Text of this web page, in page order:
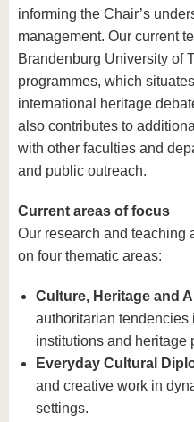
informing the Chair’s
management. Our current
Brandenburg University of
programmes, which
international heritage
also contributes to
with other faculties and
and public outreach.
Current areas of focus
Our research and teaching
on four thematic areas:
Culture, Heritage and
authoritarian tendencies
institutions and heritage
Everyday Cultural
and creative work in
settings.